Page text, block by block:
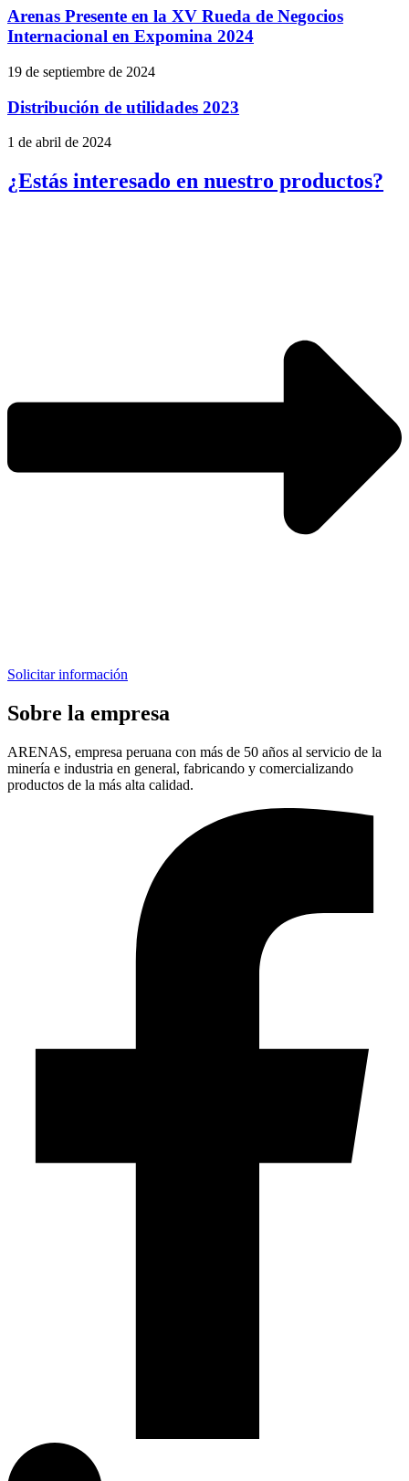
Arenas Presente en la XV Rueda de Negocios
Internacional en Expomina 2024
19 de septiembre de 2024
Distribución de utilidades 2023
1 de abril de 2024
¿Estás interesado en nuestro productos?
Solicitar información
Sobre la empresa
ARENAS, empresa peruana con más de 50 años al servicio de la
minería e industria en general, fabricando y comercializando
productos de la más alta calidad.